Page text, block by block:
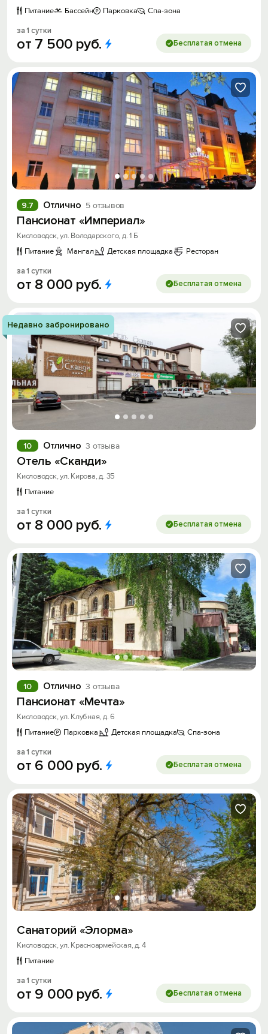
Питание Бассейн Парковка Спа-зона
за 1 сутки
от 7 500 руб. Бесплатая отмена
Отлично 5 отзывов
9.7
Пансионат «Империал»
Кисловодск, ул. Володарского, д. 1 Б
Питание
Мангал Детская площадка Ресторан
за 1 сутки
от 8 000 руб. Бесплатая отмена
Недавно забронировано
Отлично 3 отзыва
10
Отель «Сканди»
Кисловодск, ул. Кирова, д. 35
Питание
за 1 сутки
от 8 000 руб. Бесплатая отмена
Отлично 3 отзыва
10
Пансионат «Мечта»
Кисловодск, ул. Клубная, д. 6
Питание
Парковка Детская площадка Спа-зона
за 1 сутки
от 6 000 руб. Бесплатая отмена
Санаторий «Элорма»
Кисловодск, ул. Красноармейская, д. 4
Питание
за 1 сутки
от 9 000 руб. Бесплатая отмена